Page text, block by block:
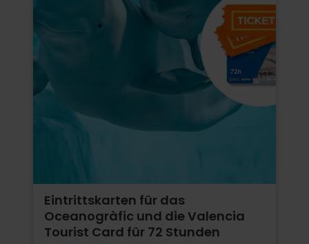
Eintrittskarten für das
Oceanogràfic und die Valencia
Tourist Card für 72 Stunden